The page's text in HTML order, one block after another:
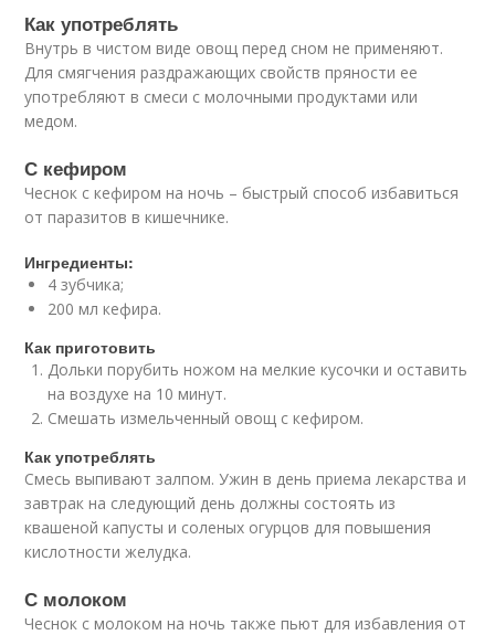
Как употреблять
Внутрь в чистом виде овощ перед сном не применяют.
Для смягчения раздражающих свойств пряности ее
употребляют в смеси с молочными продуктами или
медом.
С кефиром
Чеснок с кефиром на ночь – быстрый способ избавиться
от паразитов в кишечнике.
Ингредиенты:
4 зубчика;
200 мл кефира.
Как приготовить
Дольки порубить ножом на мелкие кусочки и оставить
на воздухе на 10 минут.
Смешать измельченный овощ с кефиром.
Как употреблять
Смесь выпивают залпом. Ужин в день приема лекарства и
завтрак на следующий день должны состоять из
квашеной капусты и соленых огурцов для повышения
кислотности желудка.
С молоком
Чеснок с молоком на ночь также пьют для избавления от